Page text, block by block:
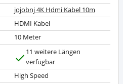
jojobnj 4K Hdmi Kabel 10m
HDMI Kabel
10 Meter
a
11 weitere Längen
verfügbar
High Speed